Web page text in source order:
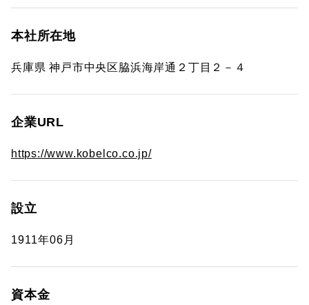
本社所在地
兵庫県 神戸市中央区脇浜海岸通２丁目２－４
企業URL
https://www.kobelco.co.jp/
設立
1911年06月
資本金